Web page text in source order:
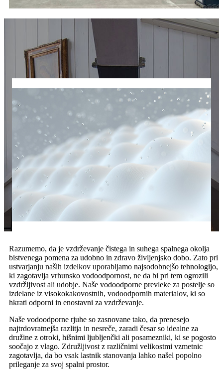
Razumemo, da je vzdrževanje čistega in suhega spalnega okolja
bistvenega pomena za udobno in zdravo življenjsko dobo. Zato pri
ustvarjanju naših izdelkov uporabljamo najsodobnejšo tehnologijo,
ki zagotavlja vrhunsko vodoodpornost, ne da bi pri tem ogrozili
vzdržljivost ali udobje. Naše vodoodporne prevleke za postelje so
izdelane iz visokokakovostnih, vodoodpornih materialov, ki so
hkrati odporni in enostavni za vzdrževanje.
Naše vodoodporne rjuhe so zasnovane tako, da prenesejo
najtrdovratnejša razlitja in nesreče, zaradi česar so idealne za
družine z otroki, hišnimi ljubljenčki ali posamezniki, ki se pogosto
soočajo z vlago. Združljivost z različnimi velikostmi vzmetnic
zagotavlja, da bo vsak lastnik stanovanja lahko našel popolno
prileganje za svoj spalni prostor.